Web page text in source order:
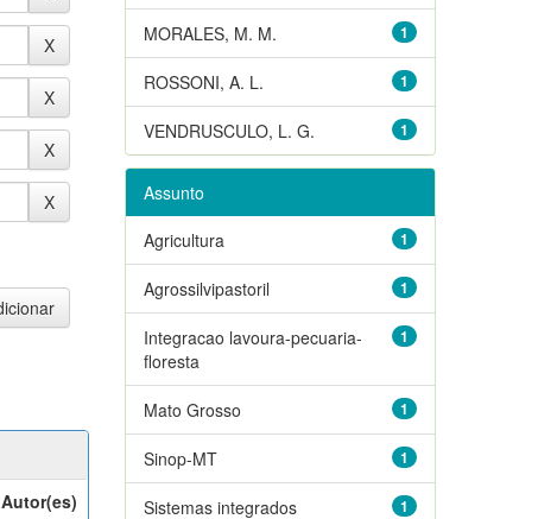
Autor(es)
1
MORALES, M. M.
1
ROSSONI, A. L.
1
VENDRUSCULO, L. G.
Assunto
1
Agricultura
1
Agrossilvipastoril
1
Integracao lavoura-pecuaria-
floresta
1
Mato Grosso
1
Sinop-MT
1
Sistemas integrados